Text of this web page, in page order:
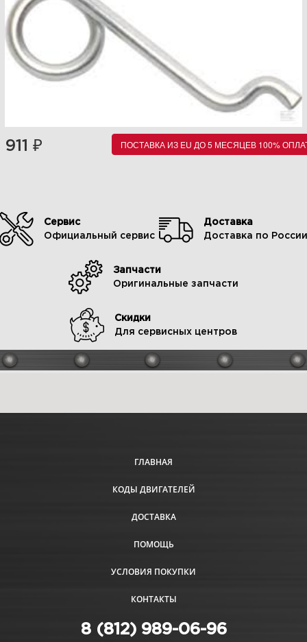
911 ₽ ПОСТАВКА ИЗ EU ДО 5 МЕСЯЦЕВ 100%
Сервис
Официальный сервис
Доставка
Доставка по России
Запчасти
Оригинальные запчасти
Скидки
Для сервисных центров
ГЛАВНАЯ
КОДЫ ДВИГАТЕЛЕЙ
ДОСТАВКА
ПОМОЩЬ
УСЛОВИЯ ПОКУПКИ
КОНТАКТЫ
8 (812) 989-06-96